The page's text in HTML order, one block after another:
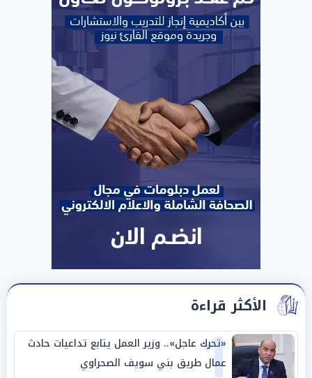
الأكثر قراءة
«تحرك عاجل».. وزير العمل يتابع تداعيات حادث
عمال طريق بني سويف الصحراوي